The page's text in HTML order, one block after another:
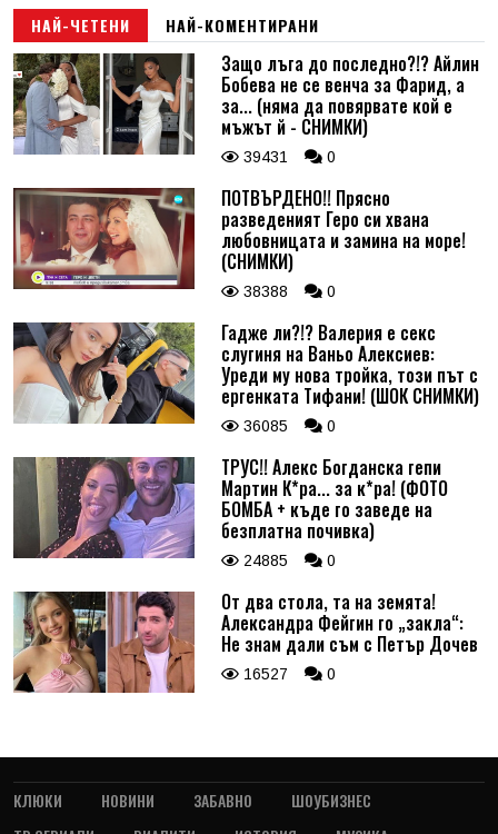
НАЙ-ЧЕТЕНИ НАЙ-КОМЕНТИРАНИ
Защо лъга до последно?!? Айлин
Бобева не се венча за Фарид, а
за... (няма да повярвате кой е
мъжът й - СНИМКИ)
39431 0
ПОТВЪРДЕНО!! Прясно
разведеният Геро си хвана
любовницата и замина на море!
(СНИМКИ)
38388 0
Гадже ли?!? Валерия е секс
слугиня на Ваньо Алексиев:
Уреди му нова тройка, този път с
ергенката Тифани! (ШОК СНИМКИ)
36085 0
ТРУС!! Алекс Богданска гепи
Мартин К*ра... за к*ра! (ФОТО
БОМБА + къде го заведе на
безплатна почивка)
24885 0
От два стола, та на земята!
Александра Фейгин го „закла“:
Не знам дали съм с Петър Дочев
16527 0
КЛЮКИ НОВИНИ ЗАБАВНО
ШОУБИЗНЕС